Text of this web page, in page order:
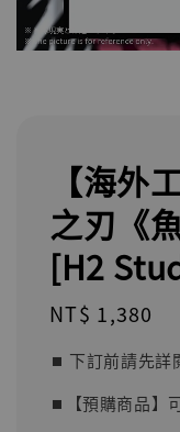
【海外
之刃《
[H2
Regular
NT$ 1,380
⏹︎ 下訂前請先詳
⏹︎【預購商品】